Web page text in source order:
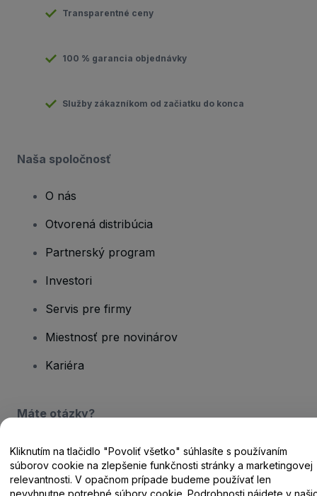
Transparentné ceny
100 % garancia objednávky
Služby zákazníkom od začiatku do konca
Naša spoločnosť
O nás
Otvorená distribúcia
Partnerský program
Investori
Servis pre firmy
Miestnosť pre novinárov
Kariéra
Máte otázky?
Centrum pomoci / Kontaktujte nás
Kliknutím na tlačidlo "Povoliť všetko" súhlasíte s používaním
súborov cookie na zlepšenie funkčnosti stránky a marketingovej
relevantnosti. V opačnom prípade budeme používať len
nevyhnutne potrebné súbory cookie. Podrobnosti nájdete v